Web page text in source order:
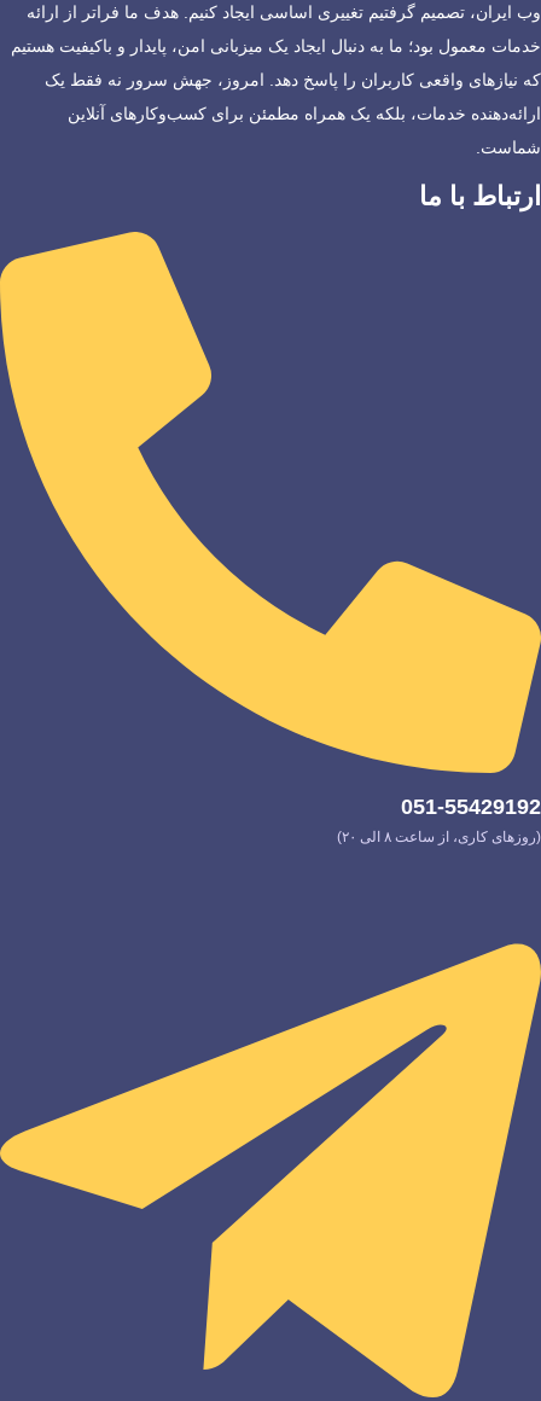
وب ایران، تصمیم گرفتیم تغییری اساسی ایجاد کنیم. هدف ما فراتر از ارائه
خدمات معمول بود؛ ما به دنبال ایجاد یک میزبانی امن، پایدار و باکیفیت هستیم
که نیازهای واقعی کاربران را پاسخ دهد. امروز، جهش سرور نه فقط یک
ارائه‌دهنده خدمات، بلکه یک همراه مطمئن برای کسب‌وکارهای آنلاین
شماست.
ارتباط با ما
051-55429192
(روزهای کاری، از ساعت ۸ الی ۲۰)